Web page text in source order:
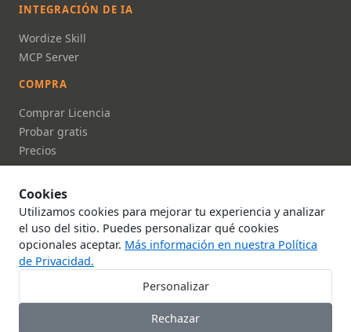
Cookies
Utilizamos cookies para mejorar tu experiencia y analizar
el uso del sitio. Puedes personalizar qué cookies
opcionales aceptar. Más información en nuestra Política
de Privacidad.
Personalizar
Rechazar
INTEGRACIÓN DE IA
Wordize Skill
MCP Server
COMPRA
Comprar Licencia
Probar gratis
Precios
FAQ
DOCUMENTACIÓN
Documentación
Referencia API
Sobre nosotros
Política de Privacidad